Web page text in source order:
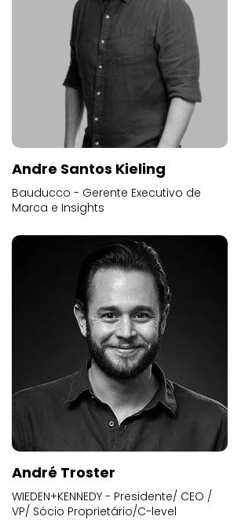
Andre Santos Kieling
Bauducco - Gerente Executivo de
Marca e Insights
André Troster
WIEDEN+KENNEDY - Presidente/ CEO /
VP/ Sócio Proprietário/C-level